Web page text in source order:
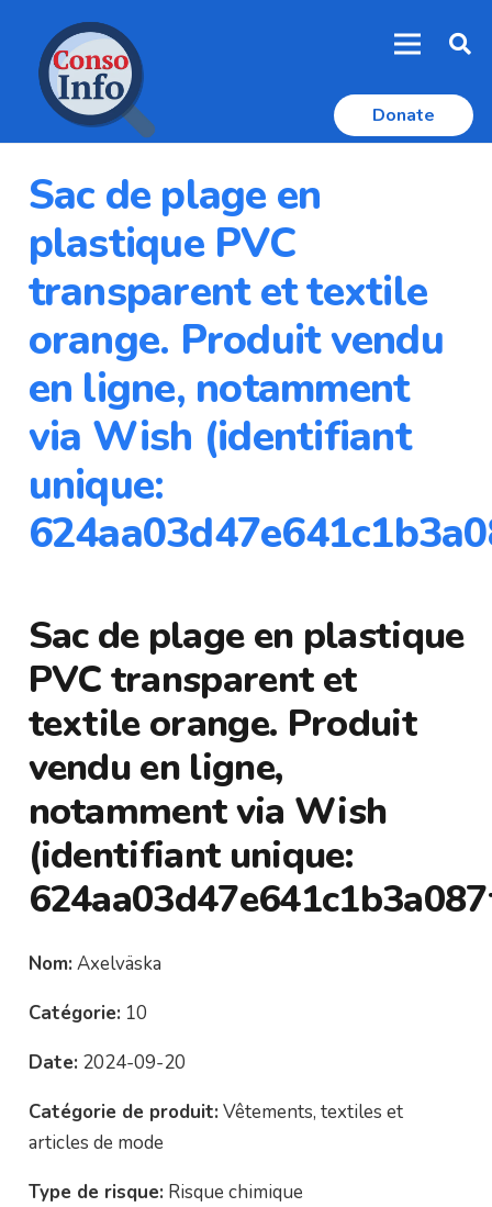
Donate
Sac de plage en
plastique PVC
transparent et textile
orange. Produit vendu
en ligne, notamment
via Wish (identifiant
unique:
Sac de plage en plastique
PVC transparent et
textile orange. Produit
vendu en ligne,
notamment via Wish
(identifiant unique:
Nom: Axelväska
Catégorie: 10
Date: 2024-09-20
Catégorie de produit: Vêtements, textiles et
articles de mode
Type de risque: Risque chimique